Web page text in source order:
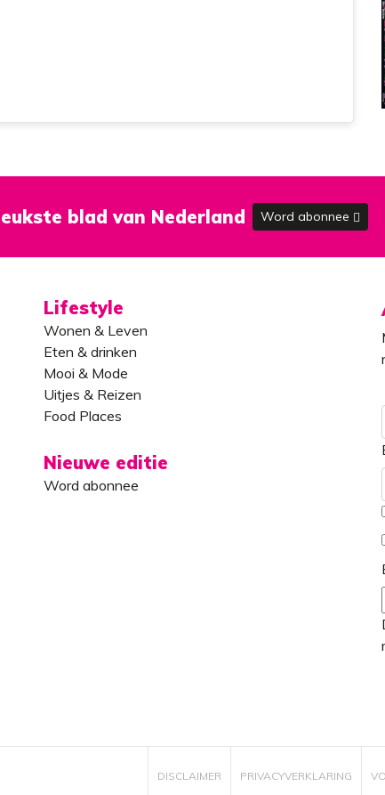
blad van Nederland Word abonnee
Lifestyle
Wonen & Leven
Eten & drinken
Mooi & Mode
Uitjes & Reizen
Food Places
Nieuwe editie
Word abonnee
DISCLAIMER PRIVACYVERKLARING